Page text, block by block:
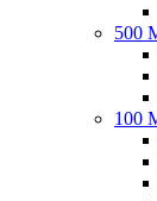
500
100